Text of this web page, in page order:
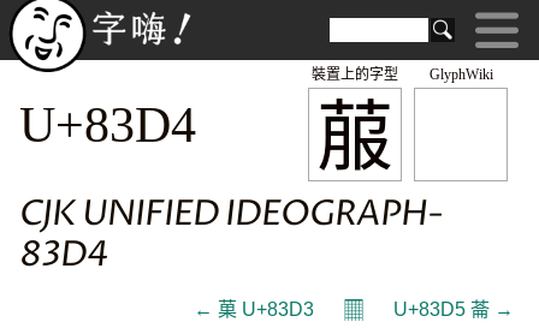
GlyphWiki
菔
裝置上的字型
U+83D4
CJK UNIFIED IDEOGRAPH-
83D4
← 菓 U+83D3 𝄜 U+83D5 菕 →